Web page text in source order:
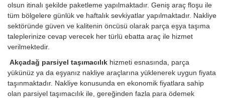
olsun itinalı şekilde paketleme yapılmaktadır. Geniş araç floşu ile
tüm bölgelere günlük ve haftalık sevkiyatlar yapılmaktadır. Nakliye
sektöründe güven ve kalitenin öncüsü olarak parça eşya taşıma
taleplerinize cevap verecek her türlü ebatta araç ile hizmet
verilmektedir.
Akçadağ parsiyel taşımacılık hizmeti esnasında, parça
yükünüz ya da eşyanız nakliye araçlarına yüklenerek uygun fiyata
taşınmaktadır. Nakliye konusunda en ekonomik fiyatlara sahip
olan parsiyel taşımacılık ile, gereğinden fazla para ödemek